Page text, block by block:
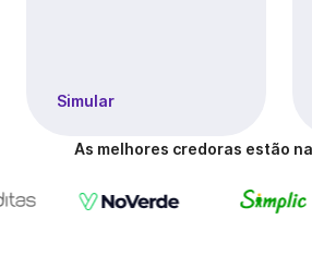
Simular
As melhores credoras estão